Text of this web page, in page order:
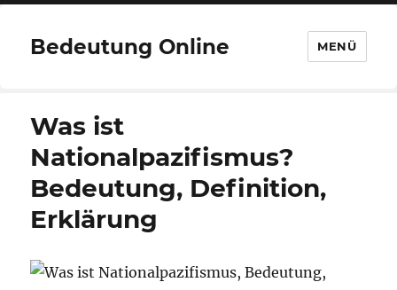
Bedeutung Online MENÜ
Was ist
Nationalpazifismus?
Bedeutung, Definition,
Erklärung